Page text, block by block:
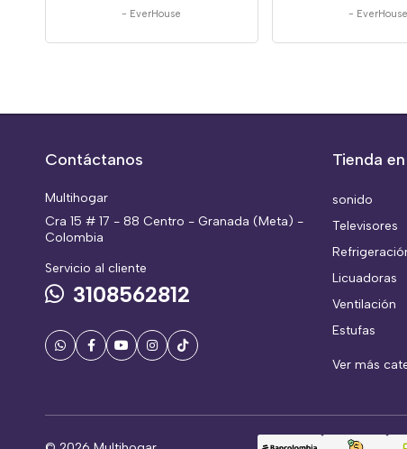
- EverHouse - EverHouse
Contáctanos
Multihogar
Cra 15 # 17 - 88 Centro - Granada (Meta) -
Colombia
Servicio al cliente
3108562812
Tienda
sonido
Televisores
Licuadoras
Ventilación
Estufas
Ver más